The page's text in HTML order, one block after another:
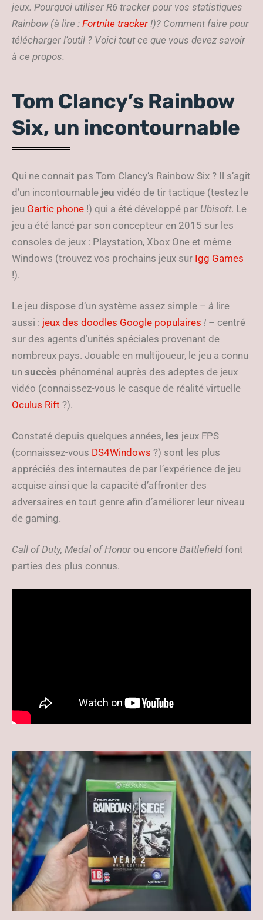
jeux. Pourquoi utiliser R6 tracker pour vos statistiques
Rainbow (à lire : Fortnite tracker !)? Comment faire pour
télécharger l’outil ? Voici tout ce que vous devez savoir
à ce propos.
Tom Clancy’s Rainbow
Six, un incontournable
Qui ne connait pas Tom Clancy’s Rainbow Six ? Il s’agit
d’un incontournable jeu vidéo de tir tactique (testez le
jeu Gartic phone !) qui a été développé par Ubisoft. Le
jeu a été lancé par son concepteur en 2015 sur les
consoles de jeux : Playstation, Xbox One et même
Windows (trouvez vos prochains jeux sur Igg Games
!).
Le jeu dispose d’un système assez simple – à lire
aussi : jeux des doodles Google populaires ! – centré
sur des agents d’unités spéciales provenant de
nombreux pays. Jouable en multijoueur, le jeu a connu
un succès phénoménal auprès des adeptes de jeux
vidéo (connaissez-vous le casque de réalité virtuelle
Oculus Rift ?).
Constaté depuis quelques années, les jeux FPS
(connaissez-vous DS4Windows ?) sont les plus
appréciés des internautes de par l’expérience de jeu
acquise ainsi que la capacité d’affronter des
adversaires en tout genre afin d’améliorer leur niveau
de gaming.
Call of Duty, Medal of Honor ou encore Battlefieldfont
parties des plus connus.